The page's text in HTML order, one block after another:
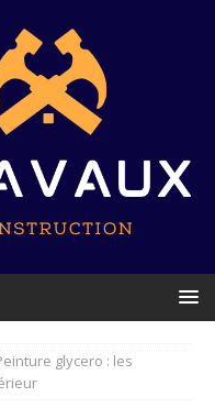
glycero : les